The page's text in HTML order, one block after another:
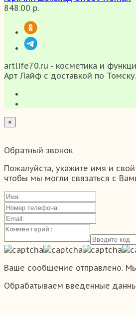
848.00 р.
artlife70.ru - косметика и
Арт Лайф с доставкой по Томску.
×
Обратный звонок
Пожалуйста, укажите имя и
чтобы мы могли связаться с
Ваше сообщение отправлено.
Обрабатываем введенные